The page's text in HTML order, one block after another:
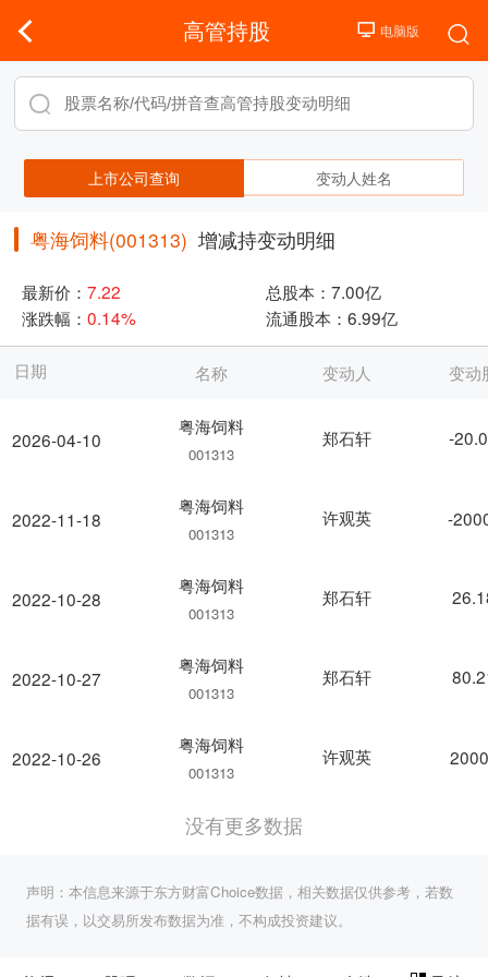
高管持股
上市公司查询 变动人姓名
粤海饲料(001313) 增减持变动明细
最新价： 7.22 总股本： 7.00亿
涨跌幅： 0.14% 流通股本： 6.99亿
日期
2026-04-10
2022-11-18
2022-10-28
2022-10-27
2022-10-26
名称 变动人 变动
粤海饲料
001313
郑石轩 -
粤海饲料
001313
许观英 -
粤海饲料
001313
郑石轩
粤海饲料
001313
郑石轩
粤海饲料
001313
许观英
没有更多数据
声明：本信息来源于东方财富Choice数据，相关数据仅供参考，若数
据有误，以交易所发布数据为准，不构成投资建议。